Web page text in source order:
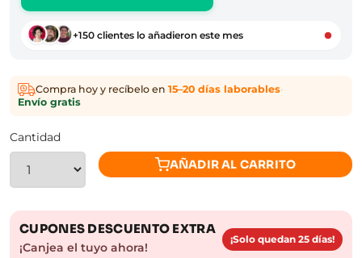
+150 clientes lo añadieron este mes
Compra hoy y recíbelo en 15–20 días laborables·
Envío gratis
Cantidad
AÑADIR AL CARRITO
CUPONES DESCUENTO EXTRA
¡Canjea el tuyo ahora!
¡Solo quedan 25 días!